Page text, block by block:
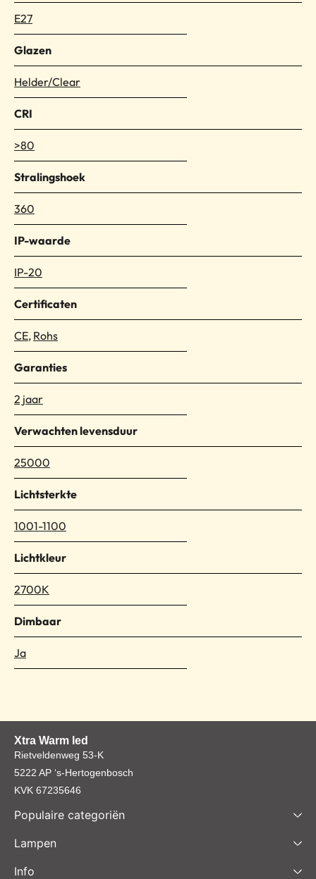
E27
Glazen
Helder/Clear
CRI
>80
Stralingshoek
360
IP-waarde
IP-20
Certificaten
CE, Rohs
Garanties
2 jaar
Verwachten levensduur
25000
Lichtsterkte
1001-1100
Lichtkleur
2700K
Dimbaar
Ja
Xtra Warm led
Rietveldenweg 53-K
5222 AP ‘s-Hertogenbosch
KVK 67235646
Populaire categoriën
Lampen
Info